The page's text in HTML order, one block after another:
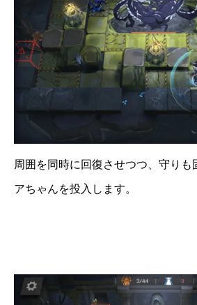
周囲を同時に回復させつつ、守りも
アちゃんを投入します。